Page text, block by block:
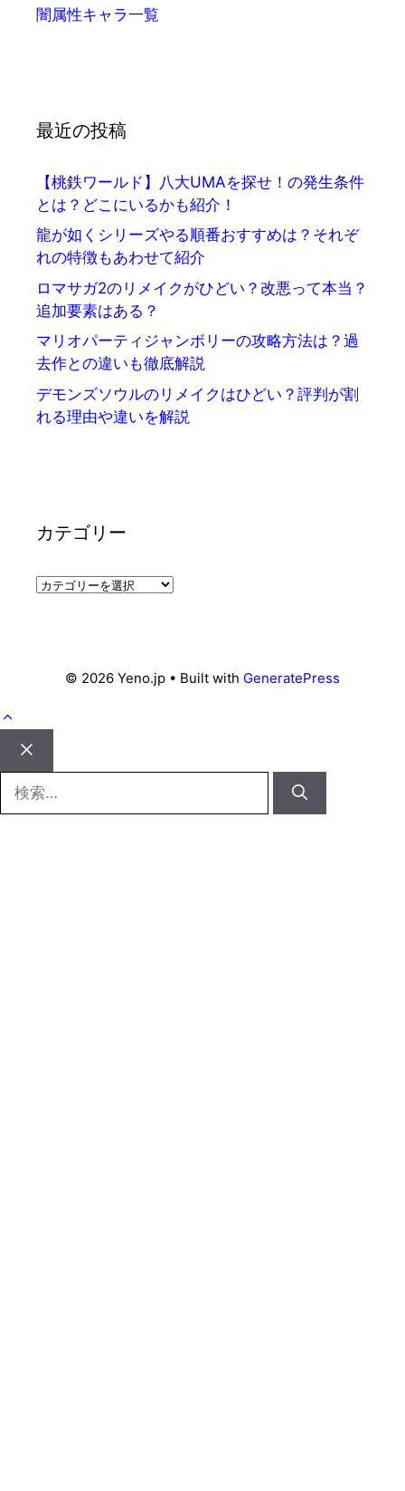
闇属性キャラ一覧
最近の投稿
【桃鉄ワールド】八大UMAを探せ！の発生条件
とは？どこにいるかも紹介！
龍が如くシリーズやる順番おすすめは？それぞ
れの特徴もあわせて紹介
ロマサガ2のリメイクがひどい？改悪って本当？
追加要素はある？
マリオパーティジャンボリーの攻略方法は？過
去作との違いも徹底解説
デモンズソウルのリメイクはひどい？評判が割
れる理由や違いを解説
カテゴリー
カ
© 2026 Yeno.jp • Built with GeneratePress
Close
索: